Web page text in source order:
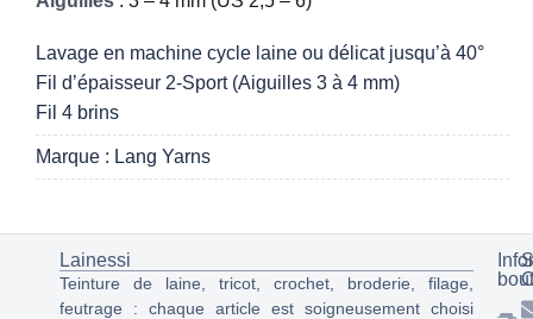
Lavage en machine cycle laine ou délicat jusqu’à 40°
Fil d’épaisseur 2-Sport (Aiguilles 3 à 4 mm)
Fil 4 brins
Marque : Lang Yarns
Lainessi
Teinture de laine, tricot, crochet, broderie, filage,
feutrage : chaque article est soigneusement choisi